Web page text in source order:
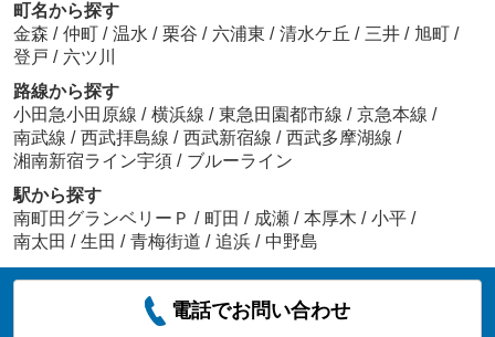
町名から探す
金森 / 仲町 / 温水 / 栗谷 / 六浦東 / 清水ケ丘 / 三井 / 旭町 /
登戸 / 六ツ川
路線から探す
小田急小田原線 / 横浜線 / 東急田園都市線 / 京急本線 /
南武線 / 西武拝島線 / 西武新宿線 / 西武多摩湖線 /
湘南新宿ライン宇須 / ブルーライン
駅から探す
南町田グランベリーＰ / 町田 / 成瀬 / 本厚木 / 小平 /
南太田 / 生田 / 青梅街道 / 追浜 / 中野島
電話でお問い合わせ